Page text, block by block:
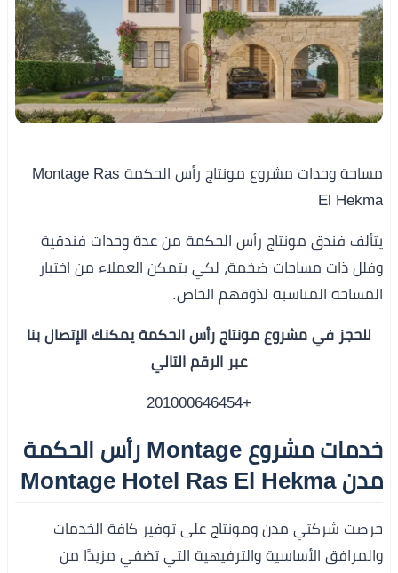
مساحة وحدات مشروع مونتاج رأس الحكمة Montage Ras
El Hekma
يتألف فندق مونتاج رأس الحكمة من عدة وحدات فندقية
وفلل ذات مساحات ضخمة، لكي يتمكن العملاء من اختيار
المساحة المناسبة لذوقهم الخاص.
للحجز في مشروع مونتاج رأس الحكمة يمكنك الإتصال بنا
عبر الرقم التالي
+201000646454
خدمات مشروع Montage رأس الحكمة
مدن Montage Hotel Ras El Hekma
حرصت شركتي مدن ومونتاج على توفير كافة الخدمات
والمرافق الأساسية والترفيهية التي تضفي مزيدًا من